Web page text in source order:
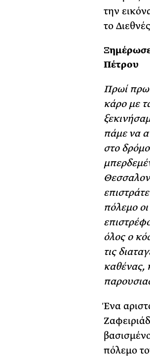
την
το
Πέτρου
Πρωί
κάρο με
πάμε να
στο
πόλεμο
όλος ο
τις
καθένας,
Ένα
πόλεμο